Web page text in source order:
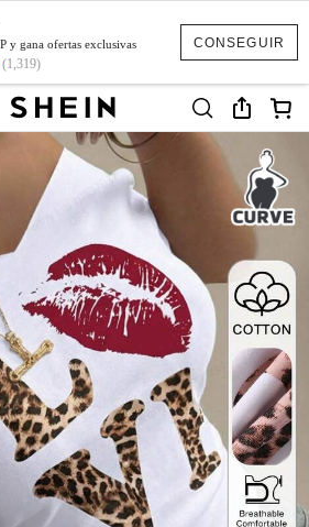
CONSEGUIR
y gana ofertas exclusivas
(1,319)